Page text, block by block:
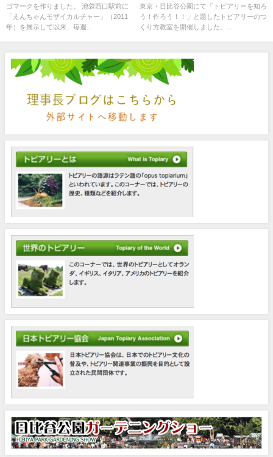
ゴマークを作りました。 池袋西口駅前に
「えんちゃんモザイカルチャー」（2011
年）を展示して以来、毎週...
東京・日比谷公園にて「トピアリーを知ろ
う！作ろう！！」と題したトピアリーのつ
くり方教室を開催しました。...